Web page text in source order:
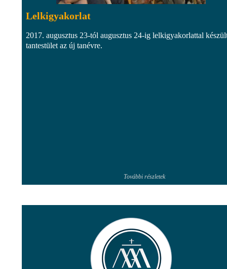
Lelkigyakorlat
2017. augusztus 23-tól augusztus 24-ig lelkigyakorlattal
tantestület az új tanévre.
További részletek